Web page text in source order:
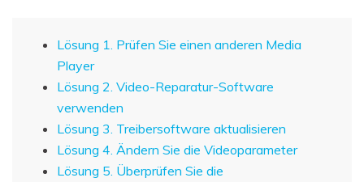
Lösung 1. Prüfen Sie einen anderen Media
Player
Lösung 2. Video-Reparatur-Software
verwenden
Lösung 3. Treibersoftware aktualisieren
Lösung 4. Ändern Sie die Videoparameter
Lösung 5. Überprüfen Sie die